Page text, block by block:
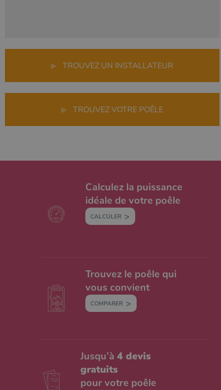
▶ TROUVEZ UN INSTALLATEUR
▶ TROUVEZ VOTRE POÊLE
Calculez la puissance
idéale de votre poêle
CALCULER
Trouvez le poêle qui
vous convient
COMPARER
Jusqu’à4 devis
gratuits
pour votre poêle